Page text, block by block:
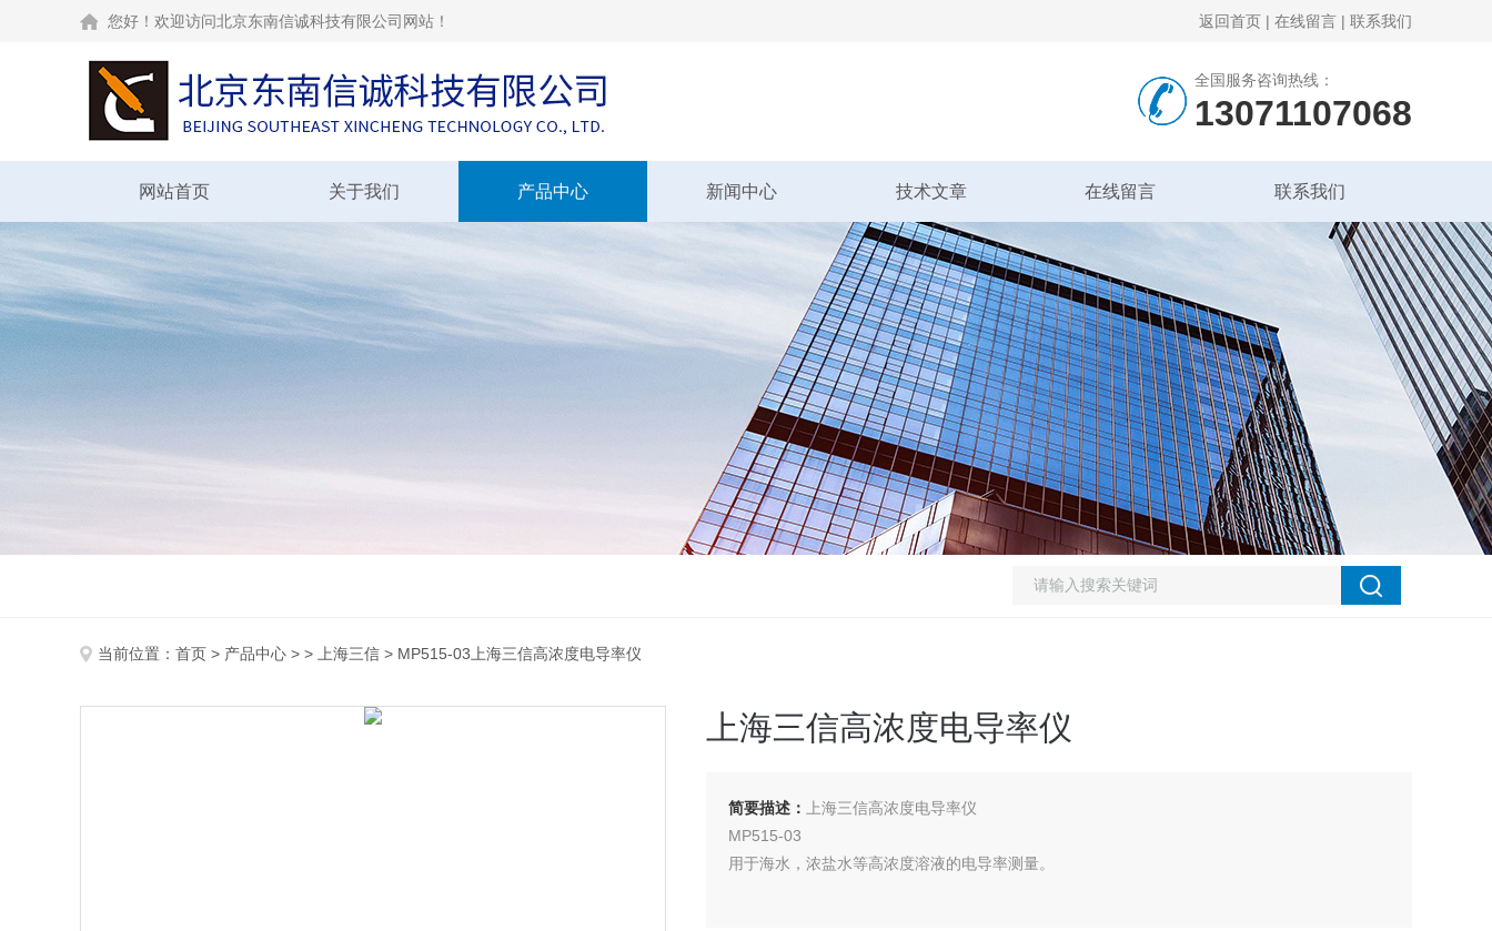
您好！欢迎访问北京东南信诚科技有限公司网站！ 返回首页 | 在线留言 | 联系我们
全国服务咨询热线：
13071107068
网站首页 关于我们 产品中心 新闻中心 技术文章 在线留言 联系我们
当前位置： 首页 > 产品中心 > > 上海三信 > MP515-03上海三信高浓度电导率仪
上海三信高浓度电导率仪
简要描述：
上海三信高浓度电导率仪
MP515-03
用于海水，浓盐水等高浓度溶液的电导率测量。